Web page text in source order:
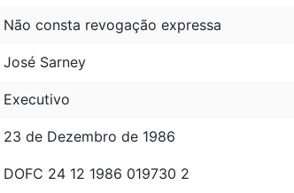
Não consta revogação expressa
José Sarney
Executivo
23 de Dezembro de 1986
DOFC 24 12 1986 019730 2